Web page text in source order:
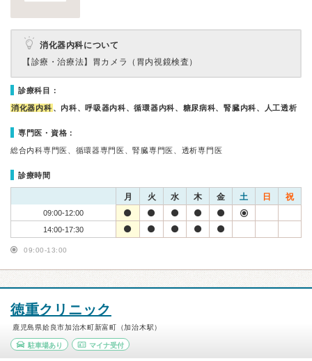
消化器内科について
【診療・治療法】 胃カメラ（胃内視鏡検査）
診療科目：
消化器内科 、内科、呼吸器内科、循環器内科、糖尿病科、腎臓内科、人工透析
専門医・資格：
総合内科専門医、循環器専門医、腎臓専門医、透析専門医
診療時間
月 火 水 木 金 土 日 祝
09:00-12:00
14:00-17:30
09:00-13:00
徳重クリニック
鹿児島県姶良市加治木町新富町（加治木駅）
駐車場あり マイナ受付